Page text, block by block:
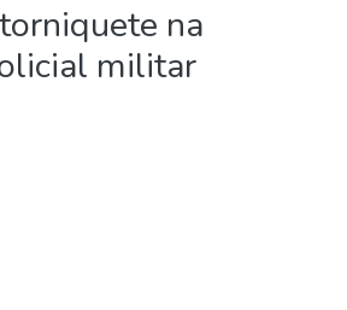
na
militar